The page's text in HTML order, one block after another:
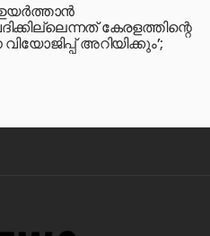
ഉയര്‍ത്താന്‍
കേരളത്തിന്റെ
വിയോജിപ്പ് അറിയിക്കും’;